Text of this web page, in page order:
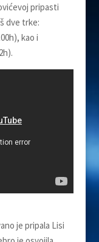
pripasti
dve trke:
kao i
je pripala Lisi